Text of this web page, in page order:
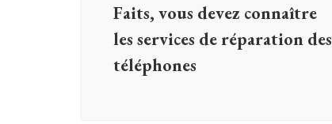
Faits, vous devez connaître
les services de réparation des
téléphones